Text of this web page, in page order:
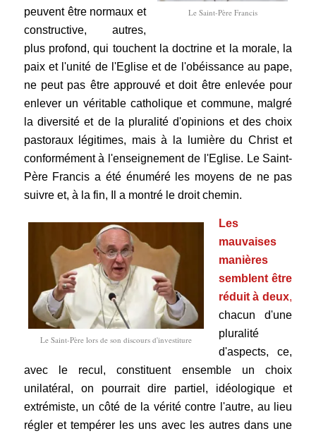
Le Saint-Père Francis
peuvent être normaux et
constructive, autres,
plus profond, qui touchent la doctrine et la morale, la
paix et l'unité de l'Eglise et de l'obéissance au pape,
ne peut pas être approuvé et doit être enlevée pour
enlever un véritable catholique et commune, malgré
la diversité et de la pluralité d'opinions et des choix
pastoraux légitimes, mais à la lumière du Christ et
conformément à l'enseignement de l'Eglise. Le Saint-
Père Francis a été énuméré les moyens de ne pas
suivre et, à la fin, Il a montré le droit chemin.
Le Saint-Père lors de son discours d'investiture
Les
mauvaises
manières
semblent être
réduit à deux,
chacun d'une
pluralité
d'aspects, ce,
avec le recul, constituent ensemble un choix
unilatéral, on pourrait dire partiel, idéologique et
extrémiste, un côté de la vérité contre l'autre, au lieu
régler et tempérer les uns avec les autres dans une